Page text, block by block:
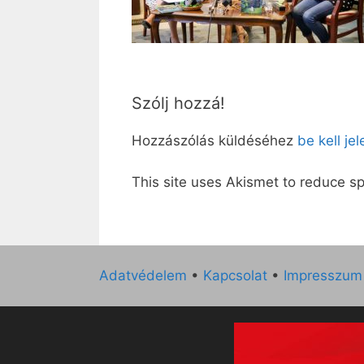
Szólj hozzá!
Hozzászólás küldéséhez be kell
This site uses Akismet to reduce
Adatvédelem • Kapcsolat • Impresszum